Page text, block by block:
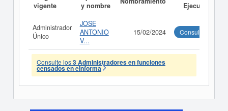
vigente
y nombre
Ejecutivo
Administrador
Único
JOSE
ANTONIO
V...
15/02/2024 Consultar
Consulte los3 Administradores en funciones
censados en eInforma